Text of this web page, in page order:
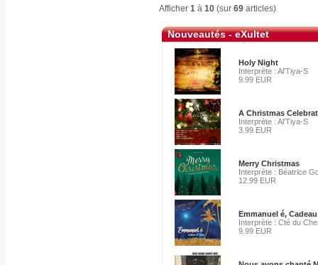
Afficher 1 à 10 (sur 69 articles)
Nouveautés - eXultet
Holy Night
Interprète : Al'Tiya-S
9.99 EUR
A Christmas
Interprète : Al'Tiya-S
3.99 EUR
Merry Christmas
Interprète : Béatrice
12.99 EUR
Emmanuel é,
Interprète : Cté du
9.99 EUR